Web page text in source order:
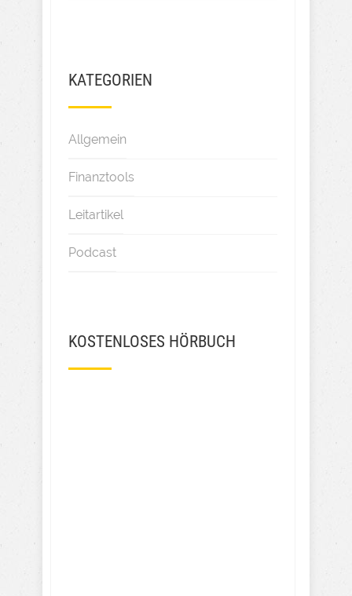
KATEGORIEN
Allgemein
Finanztools
Leitartikel
Podcast
KOSTENLOSES HÖRBUCH